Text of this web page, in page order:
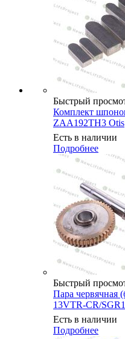
Быстрый
Комплект
ZAA192TH3 Otis
Есть в наличии
Подробнее
Быстрый
Пара червячная
13VTR-CR/
Есть в наличии
Подробнее